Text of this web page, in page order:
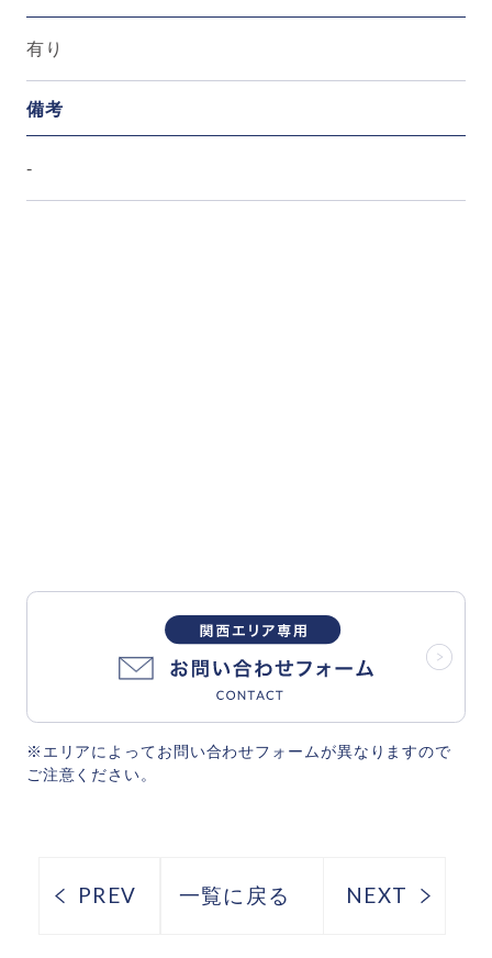
有り
備考
-
※エリアによってお問い合わせフォームが異なりますので
ご注意ください。
PREV 一覧に戻る NEXT